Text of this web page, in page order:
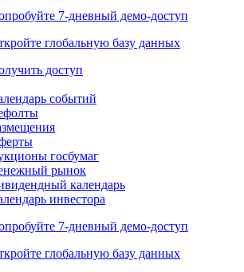
7-дневный демо-доступ
глобальную базу данных
доступ
событий
госбумаг
рынок
календарь
инвестора
7-дневный демо-доступ
глобальную базу данных